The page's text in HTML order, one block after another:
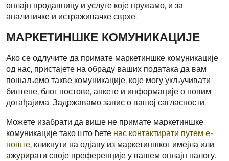
онлајн продавницу и услуге које пружамо, и за
аналитичке и истраживачке сврхе.
МАРКЕТИНШКЕ КОМУНИКАЦИЈЕ
Ако се одлучите да примате маркетиншке комуникације
од нас, пристајете на обраду ваших података да вам
пошаљемо такве комуникације, које могу укључивати
билтене, блог постове, анкете и информације о новим
догађајима. Задржавамо запис о вашој сагласности.
Можете изабрати да више не примате маркетиншке
комуникације тако што ћете нас контактирати путем е-
поште, кликнути на одјаву из маркетиншког имејла или
ажурирати своје преференције у вашем онлајн налогу.